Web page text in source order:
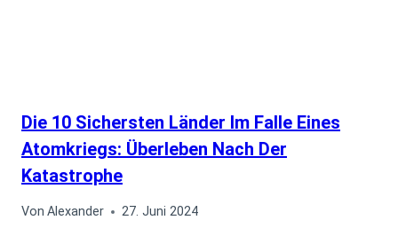
Die 10 Sichersten Länder Im Falle Eines
Atomkriegs: Überleben Nach Der
Katastrophe
Von Alexander 27. Juni 2024